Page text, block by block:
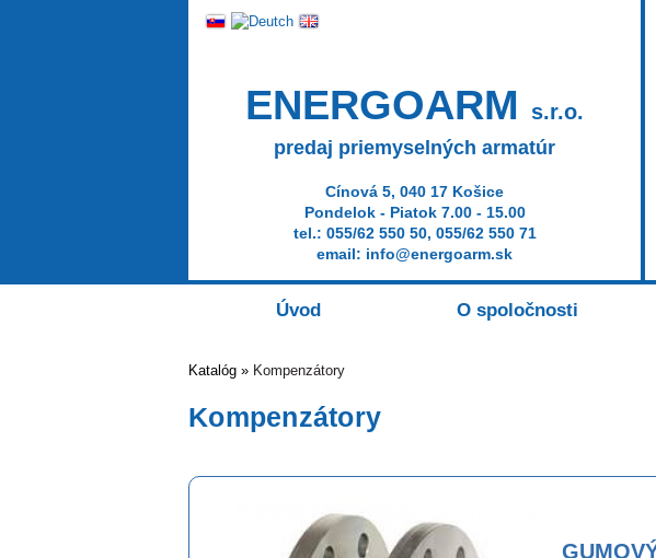
ENERGOARM s.r.o.
predaj priemyselných armatúr
Cínová 5, 040 17 Košice
Pondelok - Piatok 7.00 - 15.00
tel.: 055/62 550 50, 055/62 550 71
email: info@energoarm.sk
Úvod O spoločnosti
Katalóg » Kompenzátory
Kompenzátory